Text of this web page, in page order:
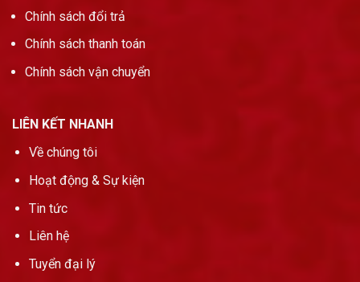
Chính sách đổi trả
Chính sách thanh toán
Chính sách vận chuyển
LIÊN KẾT NHANH
Về chúng tôi
Hoạt động & Sự kiện
Tin tức
Liên hệ
Tuyển đại lý